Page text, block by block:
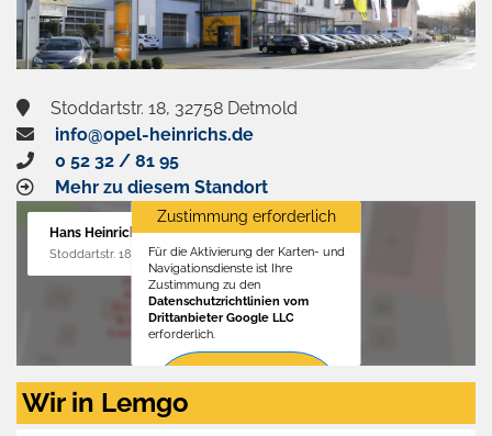
Stoddartstr. 18, 32758 Detmold
info@opel-heinrichs.de
0 52 32 / 81 95
Mehr zu diesem Standort
Hans Heinrichs GmbH
Stoddartstr. 18, 32758 Detmold
Zustimmung erforderlich
Für die Aktivierung der Karten- und
Navigationsdienste ist Ihre
Zustimmung zu den
Datenschutzrichtlinien vom
Drittanbieter Google LLC
erforderlich.
Zustimmen
aktivieren
Wir in Lemgo